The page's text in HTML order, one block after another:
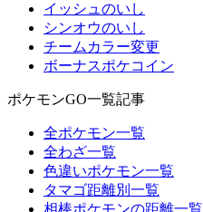
イッシュのいし
シンオウのいし
チームカラー変更
ボーナスポケコイン
ポケモンGO一覧記事
全ポケモン一覧
全わざ一覧
色違いポケモン一覧
タマゴ距離別一覧
相棒ポケモンの距離一覧